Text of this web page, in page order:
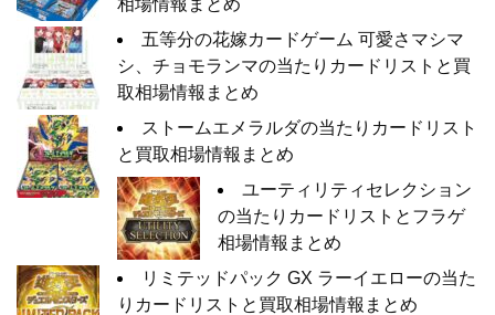
五等分の花嫁カードゲーム 可愛さマシマ
シ、チョモランマの当たりカードリストと買
取相場情報まとめ
ストームエメラルダの当たりカードリスト
と買取相場情報まとめ
ユーティリティセレクション
の当たりカードリストとフラゲ
相場情報まとめ
リミテッドパック GX ラーイエローの当た
りカードリストと買取相場情報まとめ